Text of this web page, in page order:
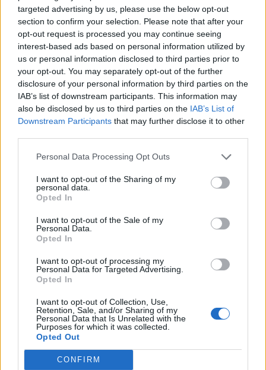
targeted advertising by us, please use the below opt-out
section to confirm your selection. Please note that after your
opt-out request is processed you may continue seeing
interest-based ads based on personal information utilized by
us or personal information disclosed to third parties prior to
your opt-out. You may separately opt-out of the further
disclosure of your personal information by third parties on the
IAB’s list of downstream participants. This information may
also be disclosed by us to third parties on the IAB’s List of
Downstream Participants that may further disclose it to other
Personal Data Processing Opt Outs
I want to opt-out of the Sharing of my
personal data.
Opted In
I want to opt-out of the Sale of my
Personal Data.
Opted In
I want to opt-out of processing my
Personal Data for Targeted Advertising.
Opted In
I want to opt-out of Collection, Use,
Retention, Sale, and/or Sharing of my
Personal Data that Is Unrelated with the
Purposes for which it was collected.
Opted Out
CONFIRM
I numeri di maglia degli Azzurri per l’amichevole
con la Germania
Portieri: 1 Gianluigi Buffon (Juventus),12 Gianluigi
Donnarumma (Milan), 14 Mattia Perin (Genoa);
Difensori: 5 Luca Antonelli (Milan), 13 Davide
Astori (Fiorentina), 19 Leonardo Bonucci
(Juventus), 4 Matteo Darmian (Manchester
United), 2 Mattia De Sciglio (Milan), 25 Armando
Daniele Rugani (Juventus), 22 Davide
Zappacosta (Torino);
Centrocampisti: 26 Danilo Cataldi (Lazio), 16
(Atalanta), 18 Marco Parolo (Lazio), 10 Marco
Verratti (Paris Saint Germain);
Esterni: 21 Federico Bernardeschi (Fiorentina), 8
Giacomo Bonaventura (Milan), 6 Antonio
23 Nicola Sansone (Villarreal);
Attaccanti: 9 Andrea Belotti (Torino), 11 Ciro
Immobile (Lazio), 27 Gianluca Lapadula (Milan),
17 Eder Citadin Martins (Inter), 28 Leonardo